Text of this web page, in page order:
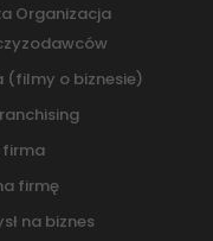
Organizacja
(filmy o biznesie)
firma
firmę
na biznes